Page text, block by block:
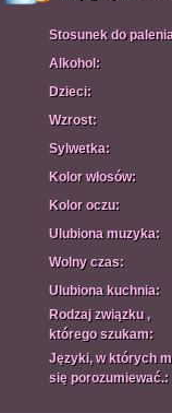
Stosunek do
Alkohol:
Dzieci:
Wzrost:
Sylwetka:
Kolor włosów:
Kolor oczu:
Ulubiona muzyka:
Wolny czas:
Ulubiona kuchnia:
Rodzaj związku ,
którego szukam:
Języki, w których
się porozumiewać.: